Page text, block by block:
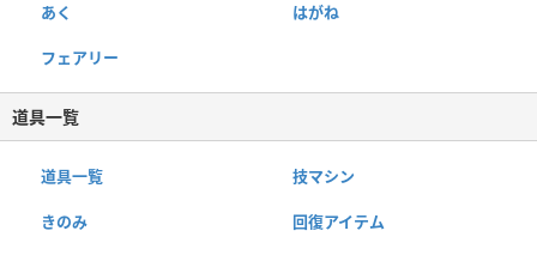
あく はがね
フェアリー
道具一覧
道具一覧 技マシン
きのみ 回復アイテム